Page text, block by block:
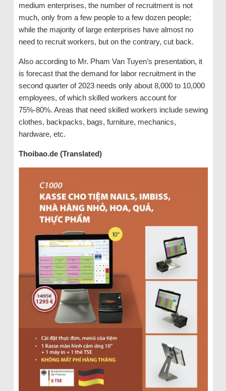
medium enterprises, the number of recruitment is not
much, only from a few people to a few dozen people;
while the majority of large enterprises have almost no
need to recruit workers, but on the contrary, cut back.
Also according to Mr. Pham Van Tuyen’s presentation, it
is forecast that the demand for labor recruitment in the
second quarter of 2023 needs only about 8,000 to 10,000
employees, of which skilled workers account for
75%-80%. Areas that need skilled workers include sewing
clothes, backpacks, bags, furniture, mechanics,
hardware, etc.
Thoibao.de (Translated)